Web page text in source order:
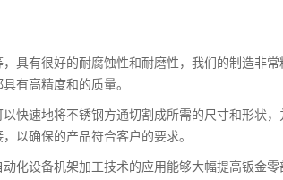
具有很好的耐腐蚀性和耐磨性，我们的制造非
有高精度和的质量。
快速地将不锈钢方通切割成所需的尺寸和形状，
以确保的产品符合客户的要求。
化设备机架加工技术的应用能够大幅提高钣金